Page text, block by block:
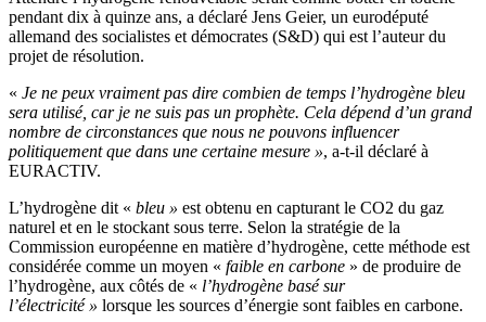
pendant dix à quinze ans, a déclaré Jens Geier, un eurodéputé
allemand des socialistes et démocrates (S&D) qui est l’auteur du
projet de résolution.
« Je ne peux vraiment pas dire combien de temps l’hydrogène bleu
sera utilisé, car je ne suis pas un prophète. Cela dépend d’un grand
nombre de circonstances que nous ne pouvons influencer
politiquement que dans une certaine mesure », a-t-il déclaré à
EURACTIV.
L’hydrogène dit « bleu » est obtenu en capturant le CO2 du gaz
naturel et en le stockant sous terre. Selon la stratégie de la
Commission européenne en matière d’hydrogène, cette méthode est
considérée comme un moyen « faible en carbone » de produire de
l’hydrogène, aux côtés de « l’hydrogène basé sur
l’électricité » lorsque les sources d’énergie sont faibles en carbone.